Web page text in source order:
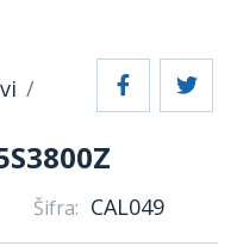
Šifra: CAL049